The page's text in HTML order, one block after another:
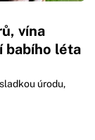
vína
babího léta
úrodu,